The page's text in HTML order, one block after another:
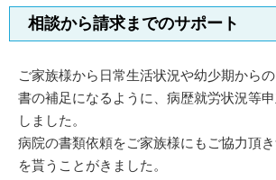
相談から請求までのサポート
ご家族様から日常生活状況や幼少期から
書の補足になるように、病歴就労状況等
しました。
病院の書類依頼をご家族様にもご協力頂
を貰うことがきました。